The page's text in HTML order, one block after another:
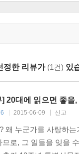
수 있으니까요.
과 함께 시간이 더해
는 꽃잎 앞에서 배워야
로 ‘다시 10년이라
정한 리뷰가 (1건) 있
] 20대에 읽으면 좋을
2015-06-09 신고
왜 누군가를 사랑하
로, 그 일들을 잊을